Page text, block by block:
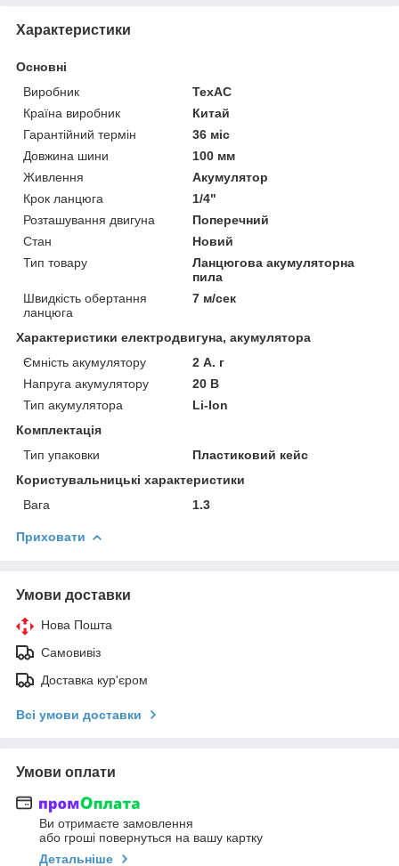
Характеристики
Основні
Виробник
ТехАС
Країна виробник
Китай
Гарантійний термін
36 міс
Довжина шини
100 мм
Живлення
Акумулятор
Крок ланцюга
1/4"
Розташування двигуна
Поперечний
Стан
Новий
Тип товару
Ланцюгова акумуляторна
пила
Швидкість обертання
ланцюга
7 м/сек
Характеристики електродвигуна, акумулятора
Ємність акумулятору
2 А. г
Напруга акумулятору
20 В
Тип акумулятора
Li-Ion
Комплектація
Тип упаковки
Пластиковий кейс
Користувальницькі характеристики
Вага
1.3
Приховати
Умови доставки
Нова Пошта
Самовивіз
Доставка кур'єром
Всі умови доставки
Умови оплати
Ви отримаєте замовлення
або гроші повернуться на вашу картку
Детальніше